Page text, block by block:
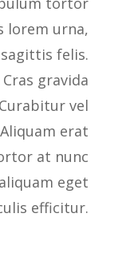
lorem urna,
felis.
gravida
vel
erat
at nunc
eget
efficitur.